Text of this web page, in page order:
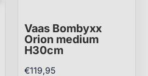
Vaas Bombyxx
Orion medium
H30cm
€119,95